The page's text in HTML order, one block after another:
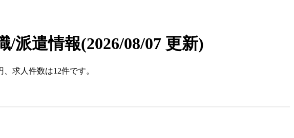
/派遣情報(2026/08/07 更新)
求人件数は12件です。